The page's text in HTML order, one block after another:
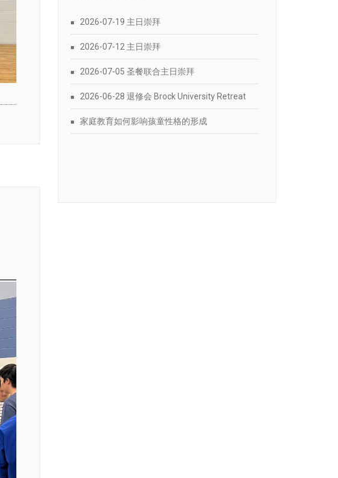
2026-07-19 主日崇拜
2026-07-12 主日崇拜
2026-07-05 圣餐联合主日崇拜
2026-06-28 退修会 Brock University Retreat
家庭教育如何影响孩童性格的形成